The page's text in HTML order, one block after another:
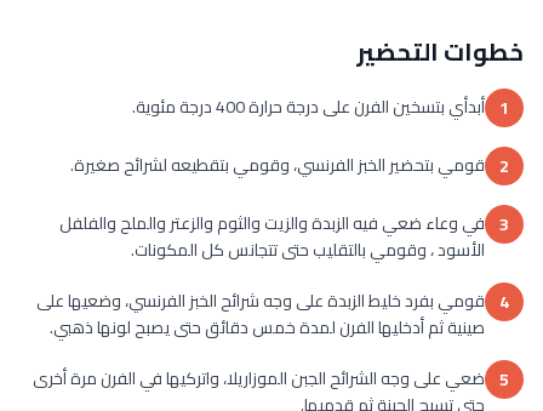
خطوات التحضير
1 أبدأي بتسخين الفرن على درجة حرارة 400 درجة مئوية.
2 قومي بتحضير الخبز الفرنسي، وقومي بتقطيعه لشرائح صغيرة.
3 في وعاء ضعي فيه الزبدة والزيت والثوم والزعتر والملح والفلفل
الأسود ، وقومي بالتقليب حتى تتجانس كل المكونات.
4 قومي بفرد خليط الزبدة على وجه شرائح الخبز الفرنسي، وضعيها على
صينية ثم أدخليها الفرن لمدة خمس دقائق حتى يصبح لونها ذهبي.
5 ضعي على وجه الشرائح الجبن الموزاريلا، واتركيها في الفرن مرة أخرى